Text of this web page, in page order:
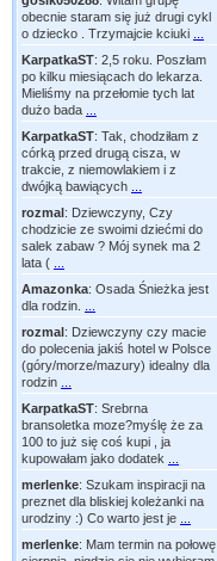
obecnie staram się już drugi cykl
o dziecko . Trzymajcie kciuki
KarpatkaST: 2,5 roku. Poszłam
po kilku miesiącach do lekarza.
Mieliśmy na przełomie tych lat
dużo bada
KarpatkaST: Tak, chodziłam z
córką przed drugą cisza, w
trakcie, z niemowlakiem i z
dwójką bawiących
rozmal: Dziewczyny, Czy
chodzicie ze swoimi dziećmi do
salek zabaw ? Mój synek ma 2
lata (
Amazonka: Osada Śnieżka jest
dla rodzin.
rozmal: Dziewczyny czy macie
do polecenia jakiś hotel w Polsce
(góry/morze/mazury) idealny dla
rodzin
KarpatkaST: Srebrna
bransoletka moze?myślę że za
100 to już się coś kupi , ja
kupowałam jako dodatek
merlenke: Szukam inspiracji na
preznet dla bliskiej koleżanki na
urodziny :) Co warto jest je
merlenke: Mam termin na połowę